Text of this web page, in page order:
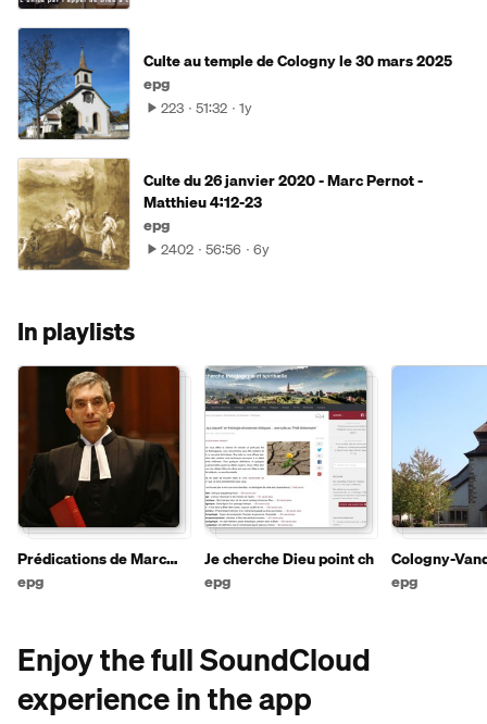
Culte au temple de Cologny le 30 mars 2025
epg
223 51:32 1y
Culte du 26 janvier 2020 - Marc Pernot -
Matthieu 4:12-23
epg
2402 56:56 6y
In playlists
Prédications de Marc
Pernot
epg
Je cherche Dieu point ch
epg
Cologny-
Choulex
epg
Enjoy the full SoundCloud
experience in the app